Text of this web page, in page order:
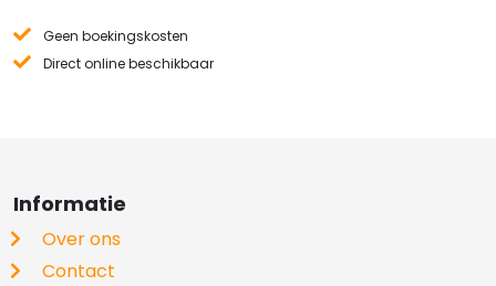
Geen boekingskosten
Direct online beschikbaar
Informatie
Over ons
Contact